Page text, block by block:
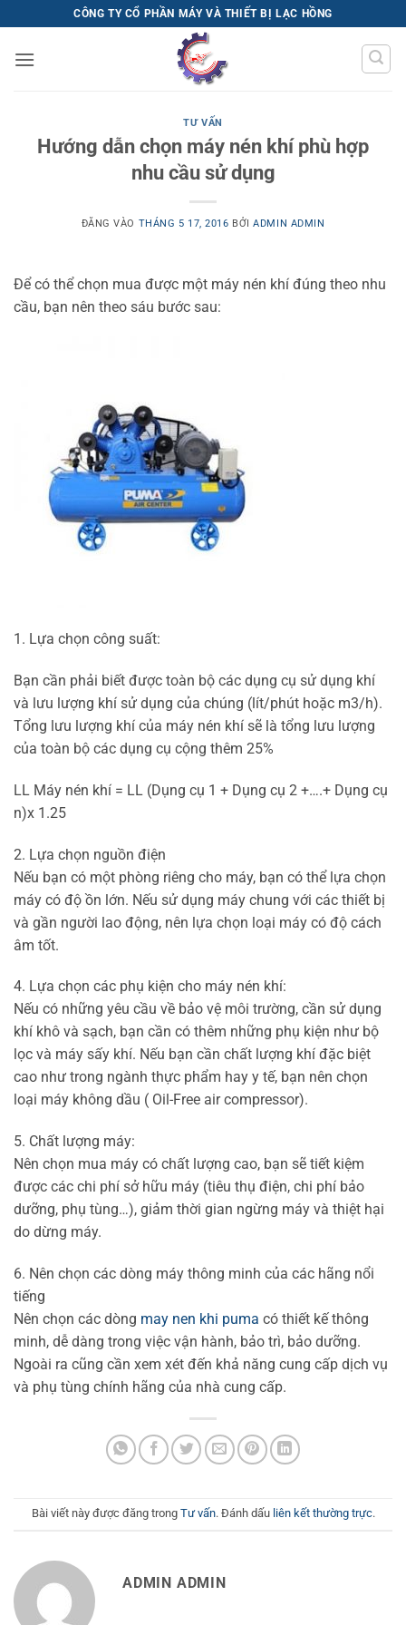
qua
nội
CÔNG TY CỔ PHẦN MÁY VÀ THIẾT BỊ LẠC HỒNG
TƯ VẤN
Hướng dẫn chọn máy nén khí phù hợp
nhu cầu sử dụng
ĐĂNG VÀO THÁNG 5 17, 2016 BỞIADMIN ADMIN
Để có thể chọn mua được một máy nén khí đúng theo nhu
cầu, bạn nên theo sáu bước sau:
1. Lựa chọn công suất:
Bạn cần phải biết được toàn bộ các dụng cụ sử dụng khí
và lưu lượng khí sử dụng của chúng (lít/phút hoặc m3/h).
Tổng lưu lượng khí của máy nén khí sẽ là tổng lưu lượng
của toàn bộ các dụng cụ cộng thêm 25%
LL Máy nén khí = LL (Dụng cụ 1 + Dụng cụ 2 +….+ Dụng cụ
n)x 1.25
2. Lựa chọn nguồn điện
Nếu bạn có một phòng riêng cho máy, bạn có thể lựa chọn
máy có độ ồn lớn. Nếu sử dụng máy chung với các thiết bị
và gần người lao động, nên lựa chọn loại máy có độ cách
âm tốt.
4. Lựa chọn các phụ kiện cho máy nén khí:
Nếu có những yêu cầu về bảo vệ môi trường, cần sử dụng
khí khô và sạch, bạn cần có thêm những phụ kiện như bộ
lọc và máy sấy khí. Nếu bạn cần chất lượng khí đặc biệt
cao như trong ngành thực phẩm hay y tế, bạn nên chọn
loại máy không dầu ( Oil-Free air compressor).
5. Chất lượng máy:
Nên chọn mua máy có chất lượng cao, bạn sẽ tiết kiệm
được các chi phí sở hữu máy (tiêu thụ điện, chi phí bảo
dưỡng, phụ tùng…), giảm thời gian ngừng máy và thiệt hại
do dừng máy.
6. Nên chọn các dòng máy thông minh của các hãng nổi
tiếng
Nên chọn các dòng may nen khi puma có thiết kế thông
minh, dễ dàng trong việc vận hành, bảo trì, bảo dưỡng.
Ngoài ra cũng cần xem xét đến khả năng cung cấp dịch vụ
và phụ tùng chính hãng của nhà cung cấp.
Bài viết này được đăng trong Tư vấn. Đánh dấu liên kết thường trực.
ADMIN ADMIN